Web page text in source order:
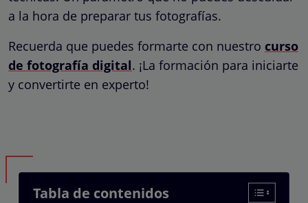
a la hora de preparar tus fotografías.
Recuerda que puedes formarte con nuestro curso
de fotografía digital. ¡La formación para iniciarte
y convertirte en experto!
Tabla de contenidos